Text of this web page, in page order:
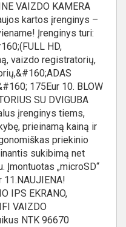
VAIZDO KAMERA
kartos įrenginys –
Įrenginys turi:
HD,
vaizdo registratorių,
175Eur 10. BLOW
SU DVIGUBA
įrenginys tiems,
prieinamą kainą ir
priekinio
sukibimą net
Įmontuotas „microSD“
IPS EKRANO,
VAIZDO
NTK 96670